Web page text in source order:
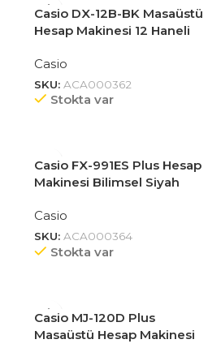
Casio DX-12B-BK Masaüstü
Hesap Makinesi 12 Haneli
Casio
SKU: ACA000362
Stokta var
Casio FX-991ES Plus Hesap
Makinesi Bilimsel Siyah
Casio
SKU: ACA000364
Stokta var
Casio MJ-120D Plus
Masaüstü Hesap Makinesi